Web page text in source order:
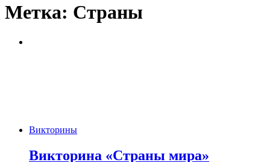
Метка: Страны
Викторины
Викторина «Страны мира»